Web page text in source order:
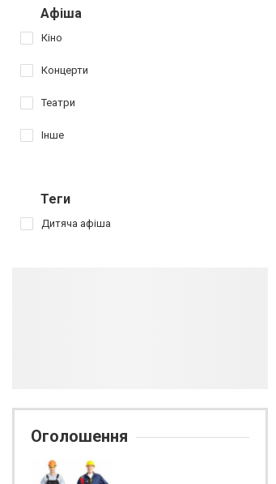
Афіша
Кіно
Концерти
Театри
Інше
Теги
Дитяча афіша
Оголошення